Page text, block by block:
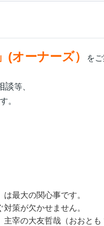
(オーナーズ） を
談等、
。
最大の関心事です。
策が欠かせません。
宰の大友哲哉（おおとも